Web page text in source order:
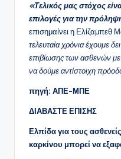
«Τελικός μας στόχος
επιλογές για την
επισημαίνει η Ελίζαμπεθ
τελευταία χρόνια έχουμε
επιβίωσης των ασθενών
να δούμε αντίστοιχη
πηγή: ΑΠΕ-ΜΠΕ
ΔΙΑΒΑΣΤΕ ΕΠΙΣΗΣ
Ελπίδα για τους
καρκίνου μπορεί να